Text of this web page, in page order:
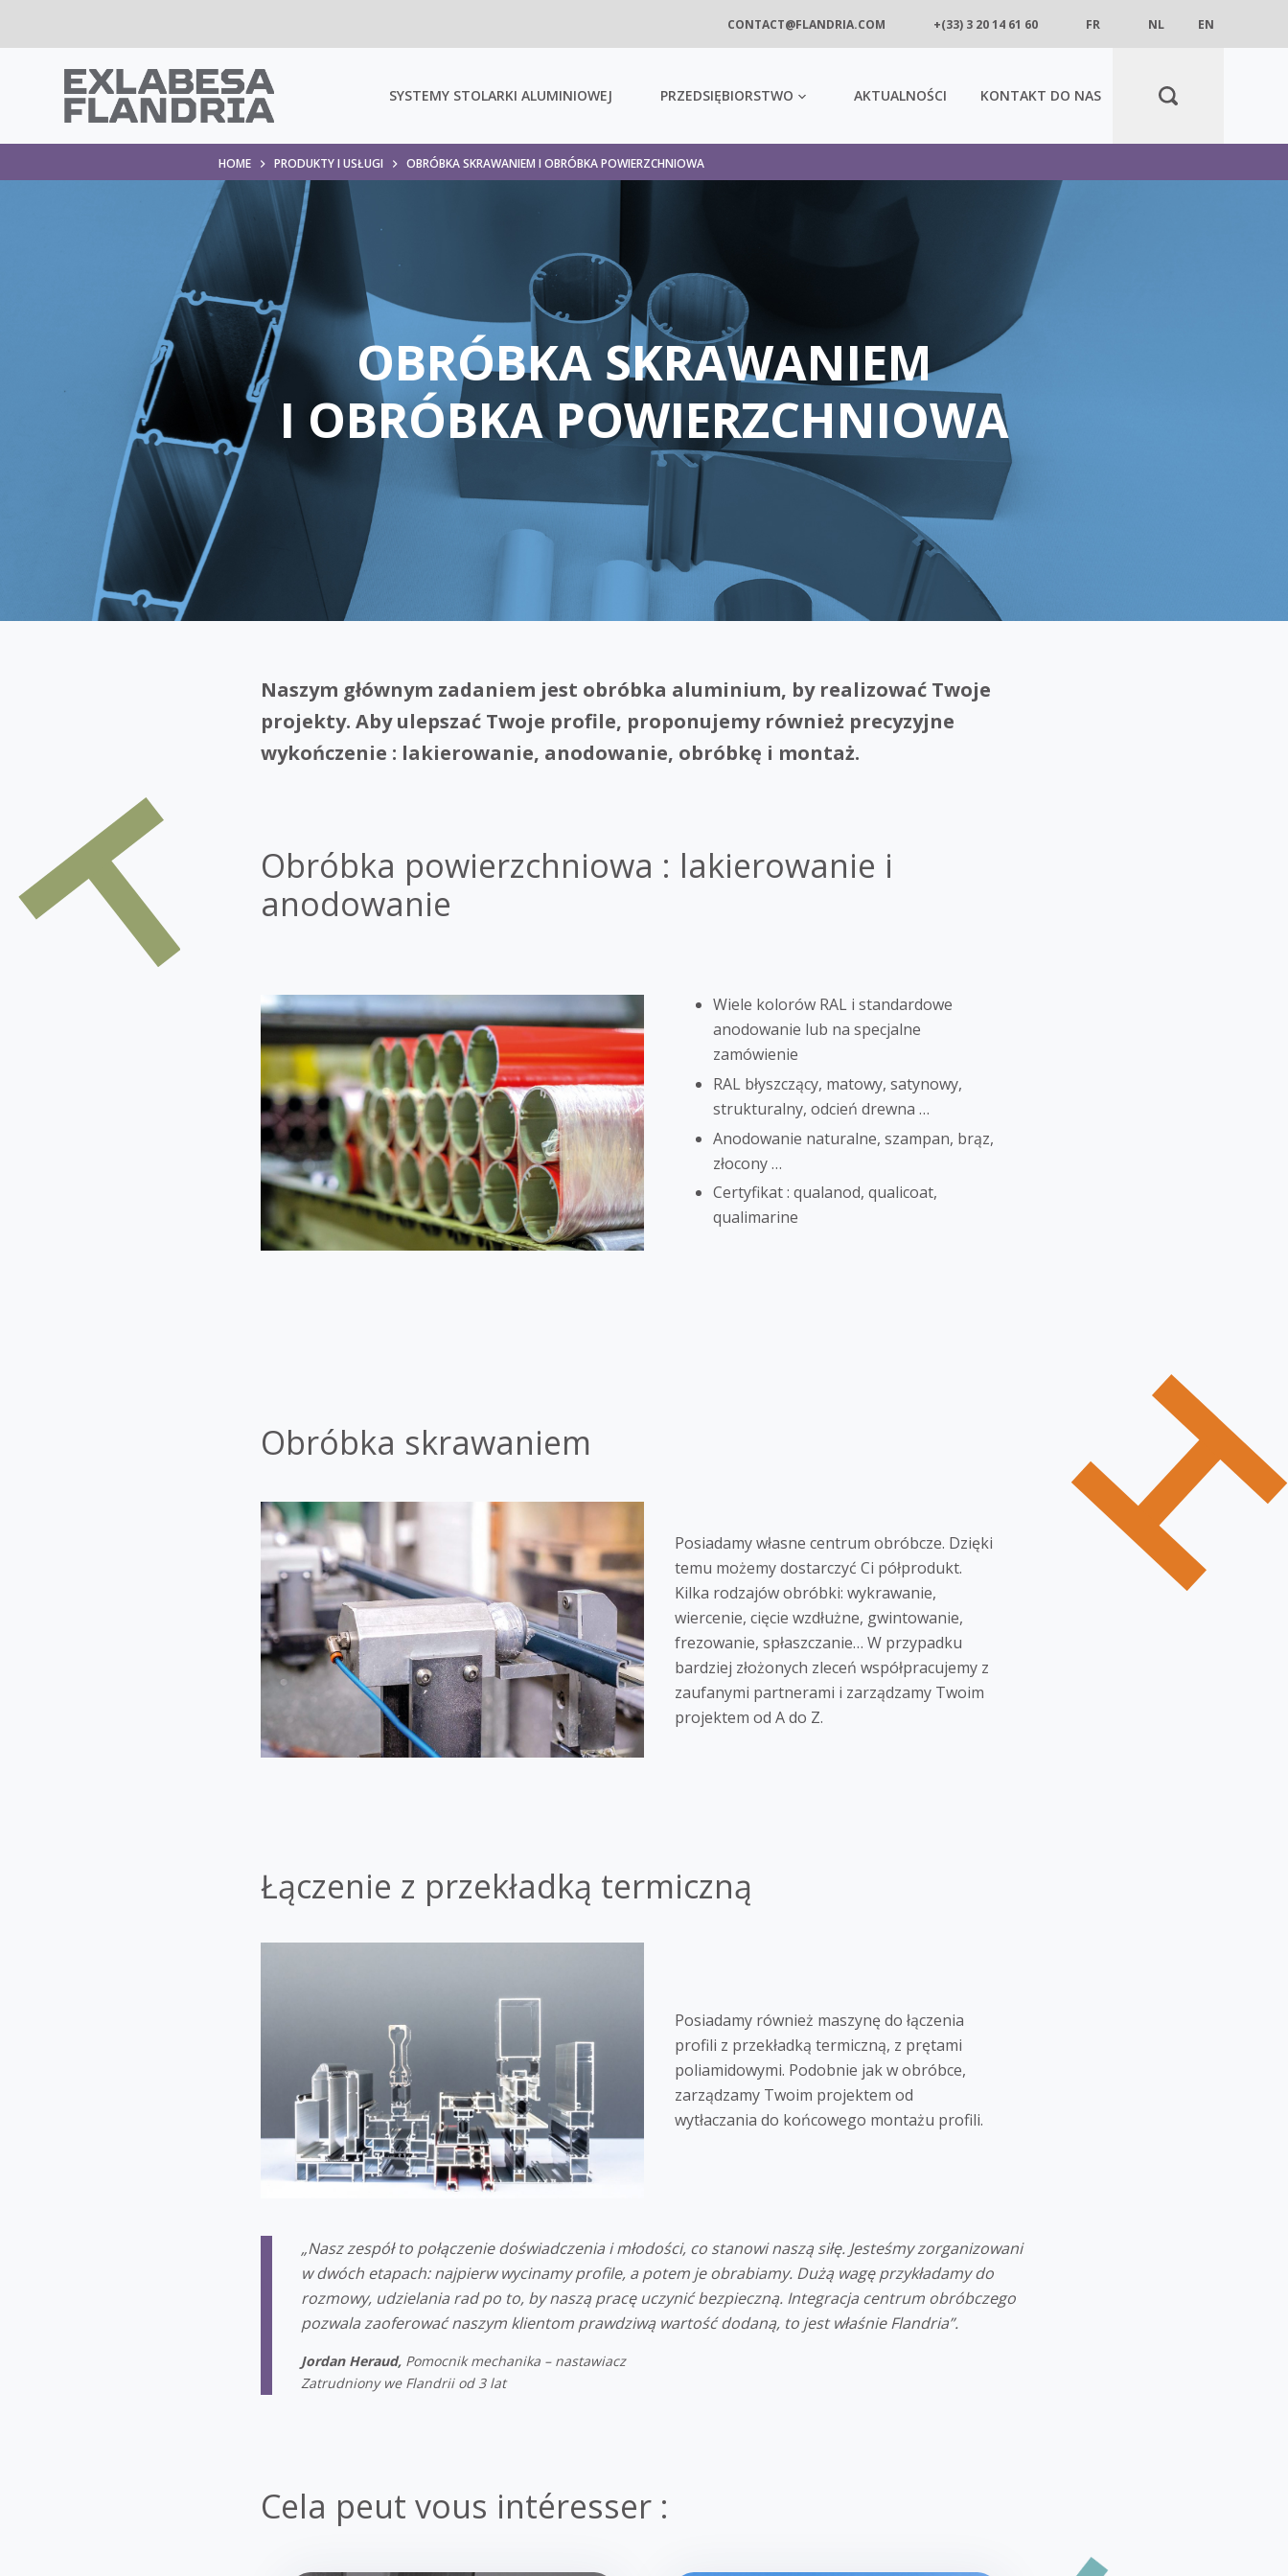
CONTACT@FLANDRIA.COM +(33) 3 20 14 61 60 FR NL EN
SYSTEMY STOLARKI ALUMINIOWEJ PRZEDSIĘBIORSTWO AKTUALNOŚCI KONTAKT DO NAS
HOME PRODUKTY I USŁUGI OBRÓBKA SKRAWANIEM I OBRÓBKA POWIERZCHNIOWA
OBRÓBKA SKRAWANIEM
I OBRÓBKA POWIERZCHNIOWA
Naszym głównym zadaniem jest obróbka aluminium, by realizować Twoje
projekty. Aby ulepszać Twoje profile, proponujemy również precyzyjne
wykończenie : lakierowanie, anodowanie, obróbkę i montaż.
Obróbka powierzchniowa : lakierowanie i
anodowanie
Wiele kolorów RAL i standardowe
anodowanie lub na specjalne
zamówienie
RAL błyszczący, matowy, satynowy,
strukturalny, odcień drewna …
Anodowanie naturalne, szampan, brąz,
złocony …
Certyfikat : qualanod, qualicoat,
qualimarine
Obróbka skrawaniem
Posiadamy własne centrum obróbcze. Dzięki
temu możemy dostarczyć Ci półprodukt.
Kilka rodzajów obróbki: wykrawanie,
wiercenie, cięcie wzdłużne, gwintowanie,
frezowanie, spłaszczanie… W przypadku
bardziej złożonych zleceń współpracujemy z
zaufanymi partnerami i zarządzamy Twoim
projektem od A do Z.
Łączenie z przekładką termiczną
Posiadamy również maszynę do łączenia
profili z przekładką termiczną, z prętami
poliamidowymi. Podobnie jak w obróbce,
zarządzamy Twoim projektem od
wytłaczania do końcowego montażu profili.
„Nasz zespół to połączenie doświadczenia i młodości, co stanowi naszą siłę. Jesteśmy zorganizowani
w dwóch etapach: najpierw wycinamy profile, a potem je obrabiamy. Dużą wagę przykładamy do
rozmowy, udzielania rad po to, by naszą pracę uczynić bezpieczną. Integracja centrum obróbczego
pozwala zaoferować naszym klientom prawdziwą wartość dodaną, to jest właśnie Flandria”.
Jordan Heraud, Pomocnik mechanika – nastawiacz
Zatrudniony we Flandrii od 3 lat
Cela peut vous intéresser :